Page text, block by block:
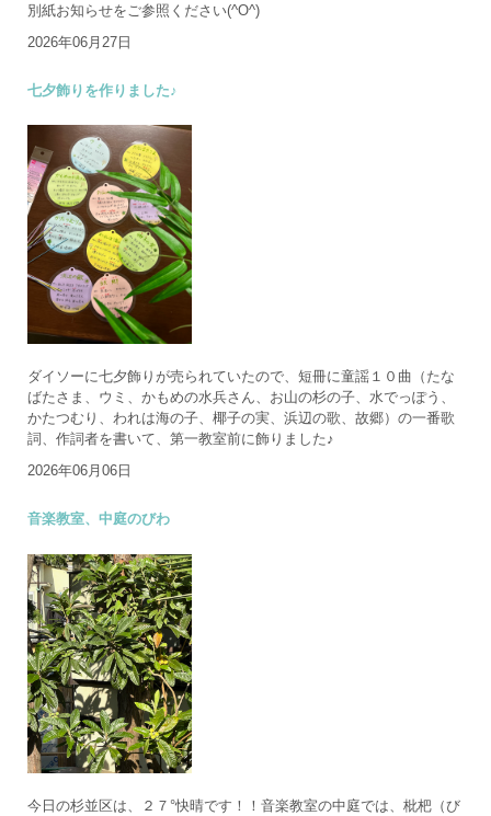
別紙お知らせをご参照ください(^O^)
2026年06月27日
七夕飾りを作りました♪
ダイソーに七夕飾りが売られていたので、短冊に童謡１０曲（たな
ばたさま、ウミ、かもめの水兵さん、お山の杉の子、水でっぽう、
かたつむり、われは海の子、椰子の実、浜辺の歌、故郷）の一番歌
詞、作詞者を書いて、第一教室前に飾りました♪
2026年06月06日
音楽教室、中庭のびわ
今日の杉並区は、２７°快晴です！！音楽教室の中庭では、枇杷（び